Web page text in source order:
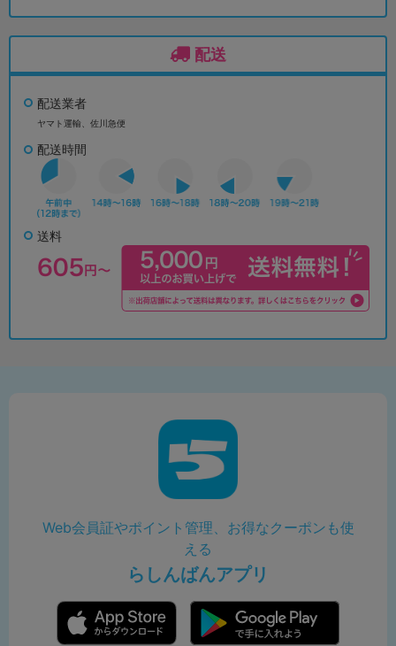
配送
配送業者
ヤマト運輸、佐川急便
配送時間
送料
Web会員証やポイント管理、お得なクーポンも使
える
らしんばんアプリ